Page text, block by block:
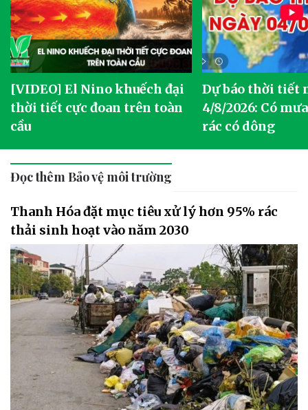
[VIDEO] El Nino khuếch đại
thời tiết cực đoan trên toàn
cầu
Dự báo thời tiết
4/8/2026: Có
rác có dông
Đọc thêm Bảo vệ môi trường
Thanh Hóa đặt mục tiêu xử lý hơn 95% rác
thải sinh hoạt vào năm 2030